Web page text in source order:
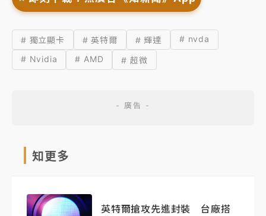
# 獨立顯卡 # 英特爾 # 輝達
# nvda
# Nvidia
# AMD # 超微
知更多
英特爾搶攻先進封裝 台廠搭